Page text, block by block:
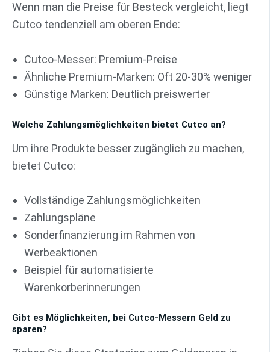
Wenn man die Preise für Besteck vergleicht, liegt
Cutco tendenziell am oberen Ende:
Cutco-Messer: Premium-Preise
Ähnliche Premium-Marken: Oft 20-30% weniger
Günstige Marken: Deutlich preiswerter
Welche Zahlungsmöglichkeiten bietet Cutco an?
Um ihre Produkte besser zugänglich zu machen,
bietet Cutco:
Vollständige Zahlungsmöglichkeiten
Zahlungspläne
Sonderfinanzierung im Rahmen von
Werbeaktionen
Beispiel für automatisierte
Warenkorberinnerungen
Gibt es Möglichkeiten, bei Cutco-Messern Geld zu
sparen?